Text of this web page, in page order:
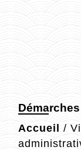
Accueil /